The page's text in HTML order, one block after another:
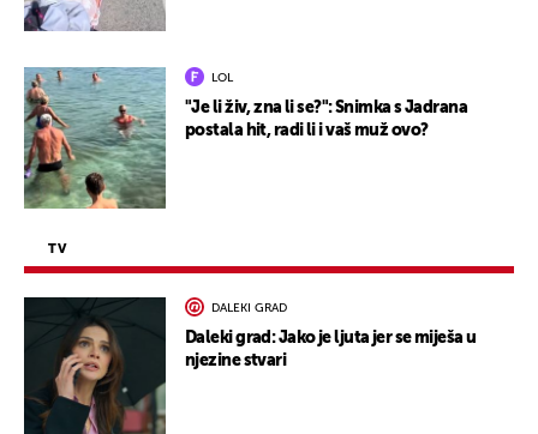
LOL
"Je li živ, zna li se?": Snimka s Jadrana
postala hit, radi li i vaš muž ovo?
TV
DALEKI GRAD
Daleki grad: Jako je ljuta jer se miješa u
njezine stvari